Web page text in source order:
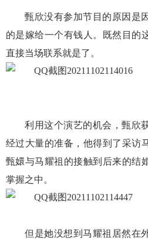
甄欣没有参加节目的原因是
的是嫁给一个有钱人。既然目的
直接当场联系就是了。
利用这个演艺的机会，甄欣
经过大量的准备，他得到了采访
甄嬛与马耀祖的接触到后来的结
掌握之中。
但是她没想到马耀祖居然在